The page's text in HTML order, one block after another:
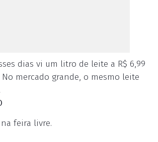
dias vi um litro de leite a R$ 6,99
mercado grande, o mesmo leite
feira livre.